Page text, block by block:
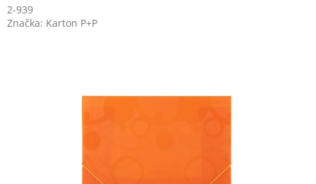
2-939
Značka: Karton P+P